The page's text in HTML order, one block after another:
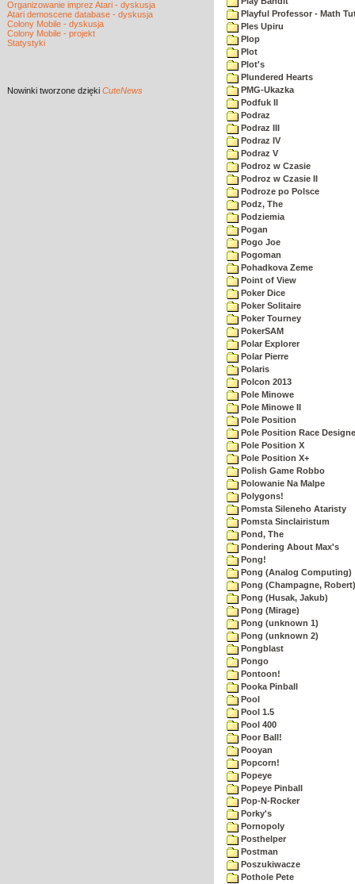
Organizowanie imprez Atari - dyskusja
Atari demoscene database - dyskusja
Colony Mobile - dyskusja
Colony Mobile - projekt
Statystyki
Nowinki tworzone dzięki CuteNews
Playful Professor - Math
Ples Upiru
Plop
Plot
Plot's
Plundered Hearts
PMG-Ukazka
Podfuk II
Podraz
Podraz III
Podraz IV
Podraz V
Podroz w Czasie
Podroz w Czasie II
Podroze po Polsce
Podz, The
Podziemia
Pogan
Pogo Joe
Pogoman
Pohadkova Zeme
Point of View
Poker Dice
Poker Solitaire
Poker Tourney
PokerSAM
Polar Explorer
Polar Pierre
Polaris
Polcon 2013
Pole Minowe
Pole Minowe II
Pole Position
Pole Position Race
Pole Position X
Pole Position X+
Polish Game Robbo
Polowanie Na Malpe
Polygons!
Pomsta Sileneho Ataristy
Pomsta Sinclairistum
Pond, The
Pondering About Max's
Pong!
Pong (Analog Computing)
Pong (Champagne, Robert)
Pong (Husak, Jakub)
Pong (Mirage)
Pong (unknown 1)
Pong (unknown 2)
Pongblast
Pongo
Pontoon!
Pooka Pinball
Pool
Pool 1.5
Pool 400
Poor Ball!
Pooyan
Popcorn!
Popeye
Popeye Pinball
Pop-N-Rocker
Porky's
Pornopoly
Posthelper
Postman
Poszukiwacze
Pothole Pete